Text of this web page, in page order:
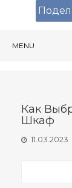
MENU
Как
Шкаф
11.03.2023